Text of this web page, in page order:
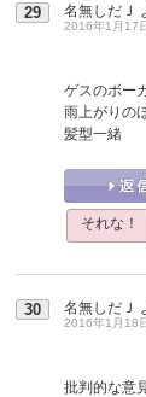
29 名無しだＪ
2016年1月17
ゲスのボー
雨上がりの
髪型一緒
それな！
30 名無しだＪ
2016年1月18
批判的な意